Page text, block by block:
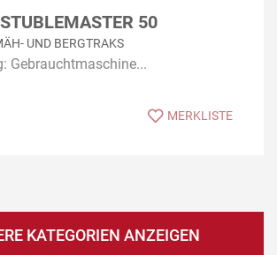
50
UND BERGTRAKS
Gebrauchtmaschine...
MERKLISTE
KATEGORIEN ANZEIGEN